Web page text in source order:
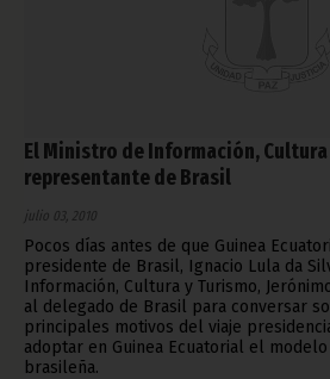
El Ministro de Información,
representante de Brasil
julio 03, 2010
Pocos días antes de que Guinea
presidente de Brasil, Ignacio Lula da
Información, Cultura y Turismo,
al delegado de Brasil para conversar
principales motivos del viaje
adoptar en Guinea Ecuatorial el
brasileña.